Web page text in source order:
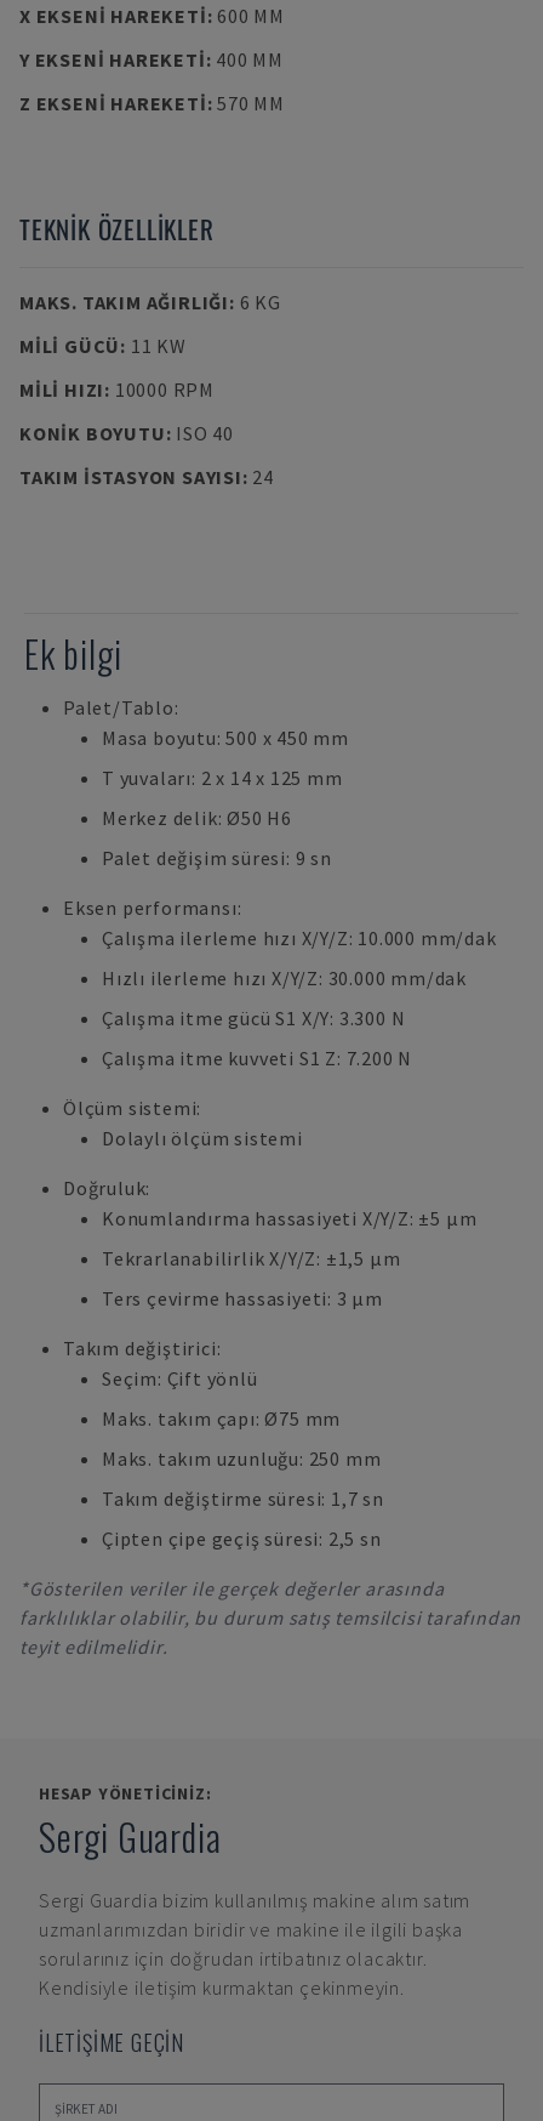
X EKSENI HAREKETI: 600 MM
Y EKSENI HAREKETI: 400 MM
Z EKSENI HAREKETI:570 MM
TEKNIK ÖZELLIKLER
MAKS. TAKIM AĞIRLIĞI: 6 KG
MILI GÜCÜ: 11 KW
MILI HIZI: 10000 RPM
KONIK BOYUTU: ISO 40
TAKIM ISTASYON SAYISI: 24
Ek bilgi
Palet/Tablo:
Masa boyutu: 500 x 450 mm
T yuvaları: 2 x 14 x 125 mm
Merkez delik: Ø50 H6
Palet değişim süresi: 9 sn
Eksen performansı:
Çalışma ilerleme hızı X/Y/Z: 10.000 mm/dak
Hızlı ilerleme hızı X/Y/Z: 30.000 mm/dak
Çalışma itme gücü S1 X/Y: 3.300 N
Çalışma itme kuvveti S1 Z: 7.200 N
Ölçüm sistemi:
Dolaylı ölçüm sistemi
Doğruluk:
Konumlandırma hassasiyeti X/Y/Z: ±5 µm
Tekrarlanabilirlik X/Y/Z: ±1,5 µm
Ters çevirme hassasiyeti: 3 µm
Takım değiştirici:
Seçim: Çift yönlü
Maks. takım çapı: Ø75 mm
Maks. takım uzunluğu: 250 mm
Takım değiştirme süresi: 1,7 sn
Çipten çipe geçiş süresi: 2,5 sn
*Gösterilen veriler ile gerçek değerler arasında
farklılıklar olabilir, bu durum satış temsilcisi tarafından
teyit edilmelidir.
HESAP YÖNETICINIZ:
Sergi Guardia
Sergi Guardia bizim kullanılmış makine alım satım
uzmanlarımızdan biridir ve makine ile ilgili başka
sorularınız için doğrudan irtibatınız olacaktır.
Kendisiyle iletişim kurmaktan çekinmeyin.
İLETİŞİME GEÇİN